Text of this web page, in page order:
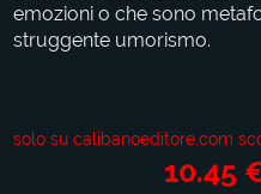
emozioni o che sono
struggente umorismo.
solo su calibanoeditore.com
10.45